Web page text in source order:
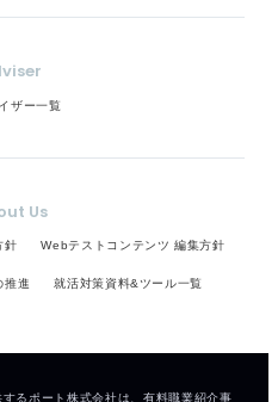
ザー一覧
Us
針 Webテストコンテンツ 編集方針
推進 就活対策資料&ツール一覧